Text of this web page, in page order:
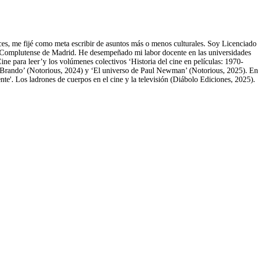
me fijé como meta escribir de asuntos más o menos culturales. Soy Licenciado
de Madrid. He desempeñado mi labor docente en las universidades
para leer’y los volúmenes colectivos ‘Historia del cine en películas: 1970-
(Notorious, 2024) y ‘El universo de Paul Newman’ (Notorious, 2025). En
Los ladrones de cuerpos en el cine y la televisión (Diábolo Ediciones, 2025).